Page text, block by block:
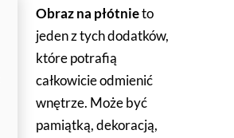
Obraz na płótnieto
jeden z tych dodatków,
które potrafią
całkowicie odmienić
wnętrze. Może być
pamiątką, dekoracją,